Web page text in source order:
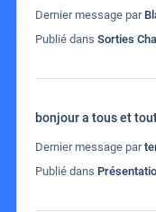
Dernier message par
Publié dans Sorties
bonjour a tous et
Dernier message par
Publié dans